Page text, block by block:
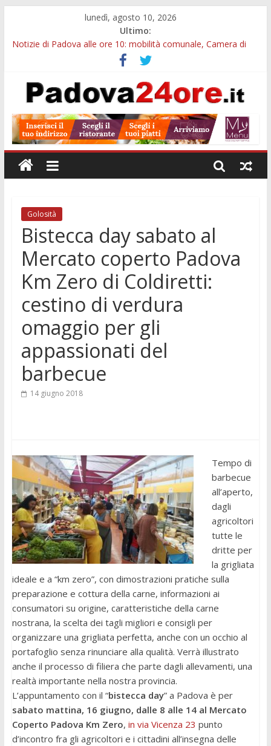
lunedì, agosto 10, 2026
Ultimo:
Notizie di Padova alle ore 10: mobilità comunale, Camera di
I 39 scalini a Padova, il thriller di Hitchcock diventa commedia
all’Odeo Cornaro
Voucher trasporto pubblico, 200 euro per gli abbonamenti:
Premi di laurea Unipd, ad agosto scadono bandi fino a 3.290
euro per giovani studiosi
Villa Vanna, dove ogni bambino può brillare: l’estate inclusiva
del Centro Clinico Stella Polare
Golosità
Bistecca day sabato al
Mercato coperto Padova
Km Zero di Coldiretti:
cestino di verdura
omaggio per gli
appassionati del
barbecue
14 giugno 2018
Tempo di
barbecue
all’aperto,
dagli
agricoltori
tutte le
dritte per
la grigliata
ideale e a “km zero”, con dimostrazioni pratiche sulla
preparazione e cottura della carne, informazioni ai
consumatori su origine, caratteristiche della carne
nostrana, la scelta dei tagli migliori e consigli per
organizzare una grigliata perfetta, anche con un occhio al
portafoglio senza rinunciare alla qualità. Verrà illustrato
anche il processo di filiera che parte dagli allevamenti, una
realtà importante nella nostra provincia.
L’appuntamento con il “bistecca day” a Padova è per
sabato mattina, 16 giugno, dalle 8 alle 14 al Mercato
Coperto Padova Km Zero, in via Vicenza 23 punto
d’incontro fra gli agricoltori e i cittadini all’insegna delle